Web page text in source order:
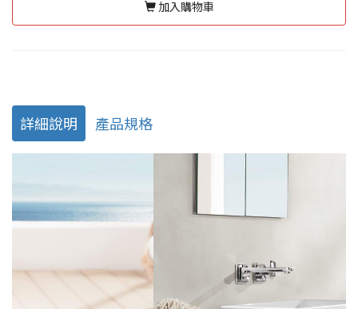
加入購物車
詳細說明 產品規格